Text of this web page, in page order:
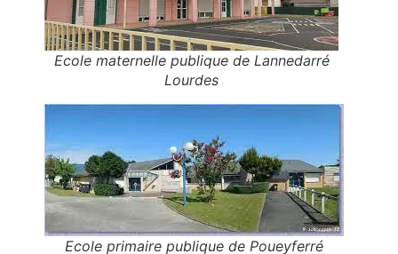
Ecole maternelle publique de Lannedarré
Lourdes
Ecole primaire publique de Poueyferré